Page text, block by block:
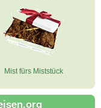
Mist fürs Miststück